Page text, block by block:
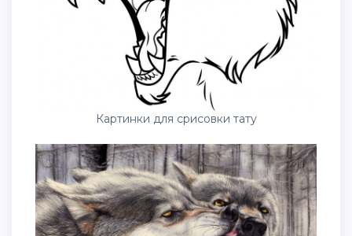
Картинки для срисовки тату